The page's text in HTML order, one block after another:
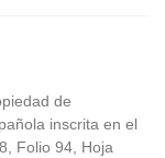
de
inscrita en el
Folio 94, Hoja